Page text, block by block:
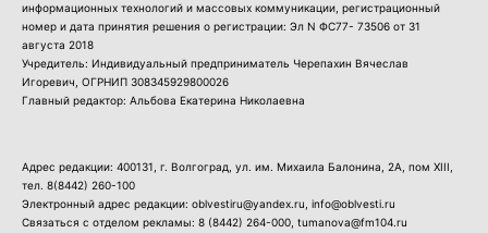
информационных технологий и массовых коммуникации, регистрационный
номер и дата принятия решения о регистрации: Эл N ФС77- 73506 от 31
августа 2018
Учредитель: Индивидуальный предприниматель Черепахин Вячеслав
Игоревич, ОГРНИП 308345929800026
Главный редактор: Альбова Екатерина Николаевна
Адрес редакции: 400131, г. Волгоград, ул. им. Михаила Балонина, 2А, пом XIII,
тел. 8(8442) 260-100
Электронный адрес редакции: oblvestiru@yandex.ru, info@oblvesti.ru
Связаться с отделом рекламы: 8 (8442) 264-000 , tumanova@fm104.ru